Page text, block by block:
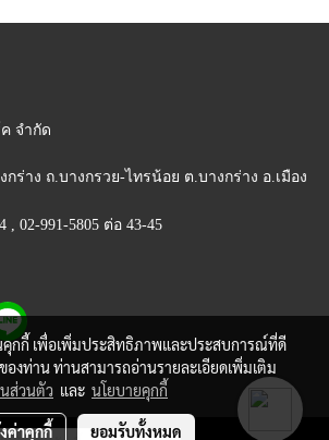
จำกัด
กร่าง ถ.บางกรวย-ไทรน้อย ต.บางกร่าง อ.เมือง
, 02-991-5805 ต่อ 43-45
คุกกี้ เพื่อเพิ่มประสิทธิภาพและประสบการณ์ที่ดี
องท่าน ท่านสามารถอ่านรายละเอียดเพิ่มเติม
ส่วนตัว และ นโยบายคุกกี้
ค่าคุกกี้ ยอมรับทั้งหมด